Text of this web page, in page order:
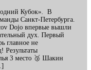
Кубок». В
Санкт-Петербурга.
Dojo впервые вышли
дух. Первый
главное не
Результаты
3 место 🥉 Шакин